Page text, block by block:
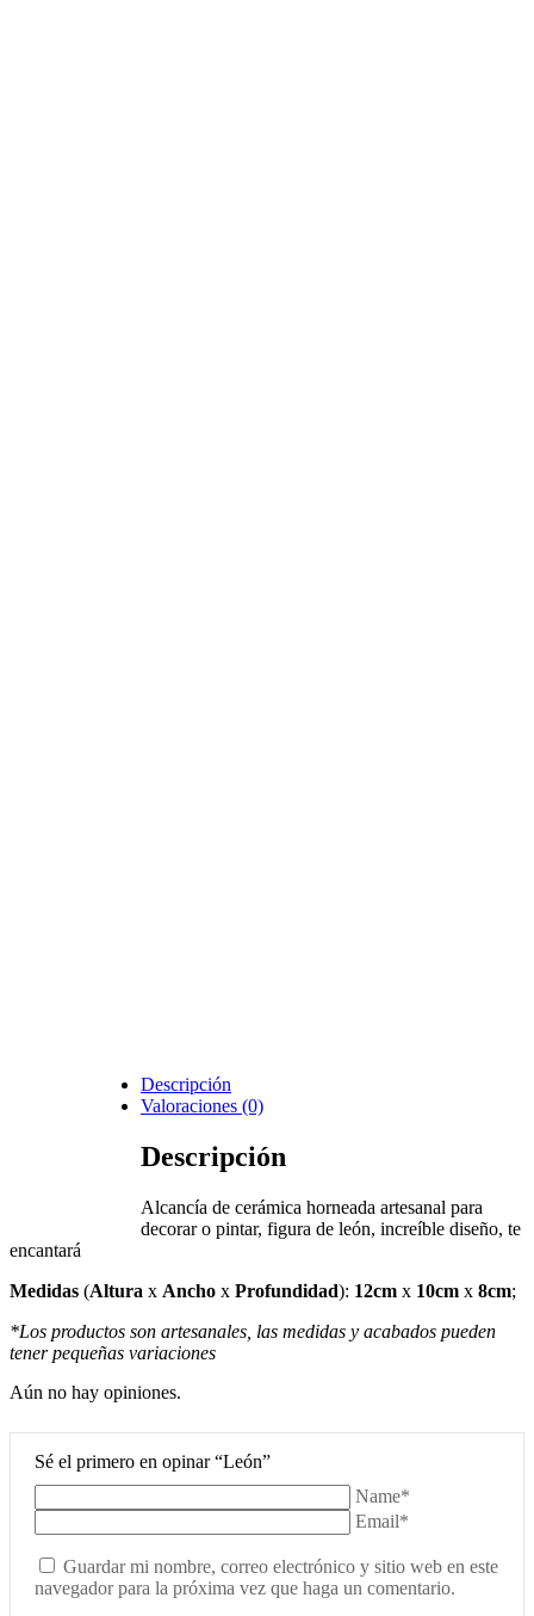
Descripción
Valoraciones (0)
Descripción
Alcancía de cerámica horneada artesanal para
decorar o pintar, figura de león, increíble diseño, te
encantará
Medidas (Altura x Ancho x Profundidad): 12cm x 10cm x 8cm;
*Los productos son artesanales, las medidas y acabados pueden
tener pequeñas variaciones
Aún no hay opiniones.
Sé el primero en opinar “León”
Name*
Email*
Guardar mi nombre, correo electrónico y sitio web en este
navegador para la próxima vez que haga un comentario.